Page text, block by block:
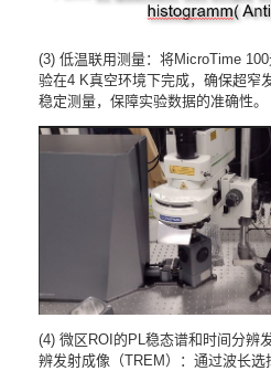
(3) 低温联用测量：将MicroTime
验在4 K真空环境下完成，确保超窄
稳定测量，保障实验数据的准确性。
(4) 微区ROI的PL稳态谱和时间分辨
辨发射成像（TREM）：通过波长